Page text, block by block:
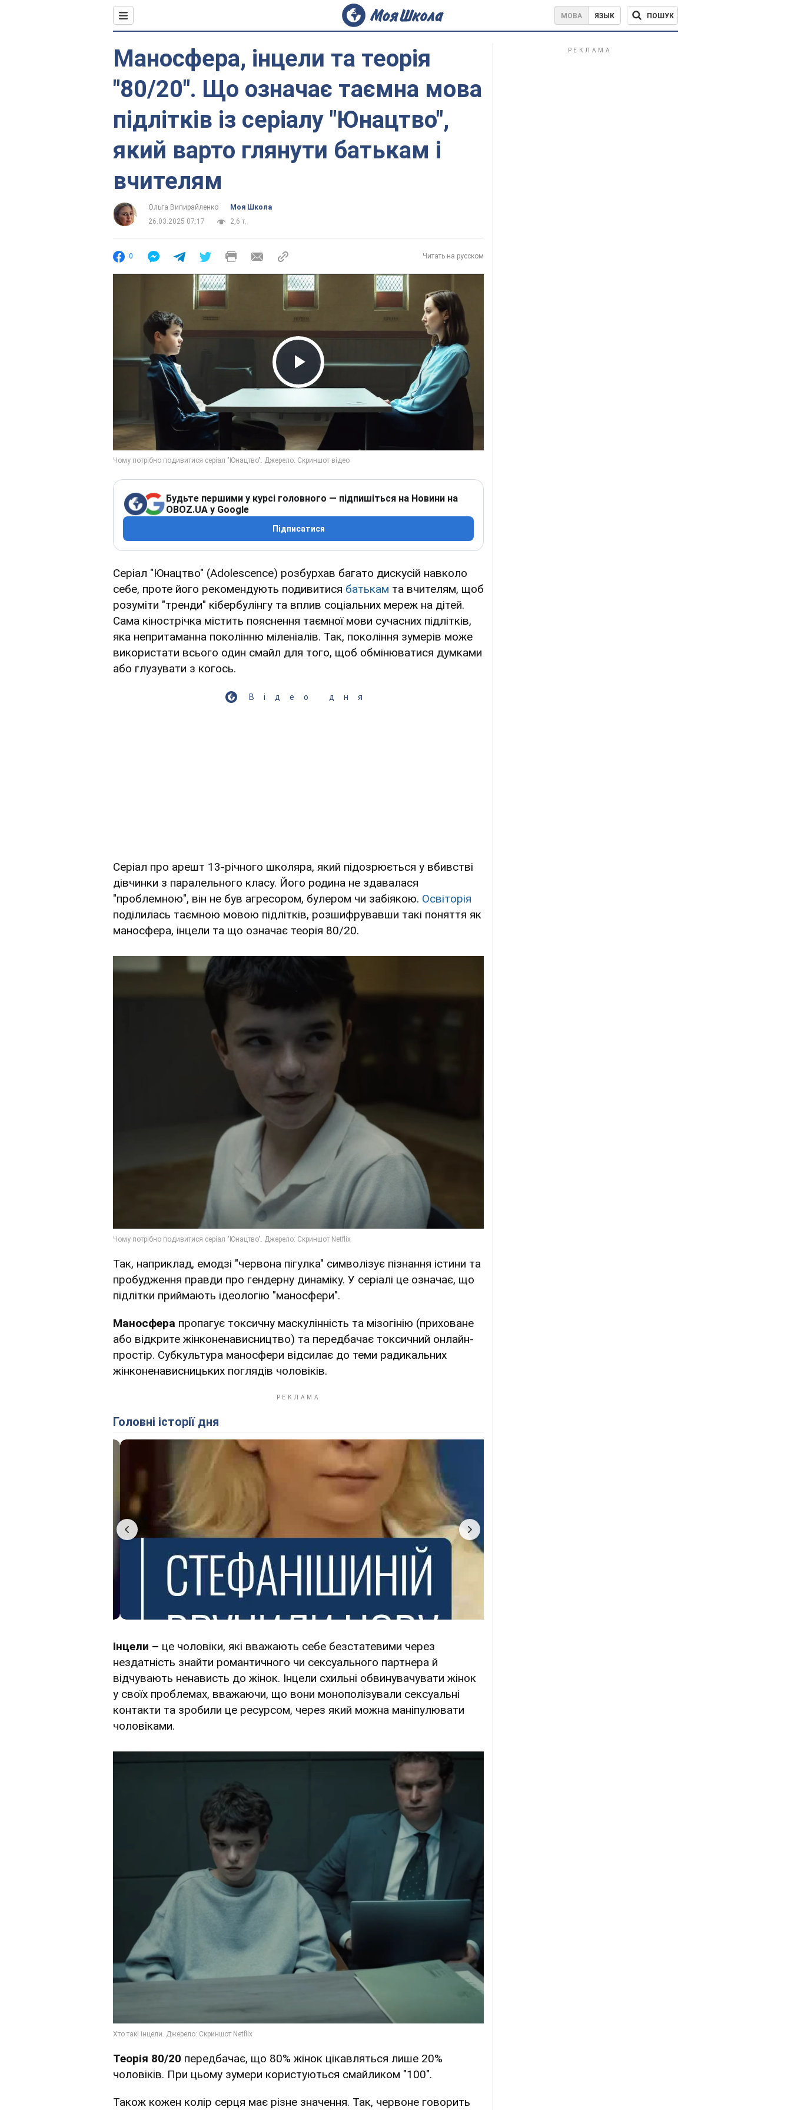
МОВА ЯЗЫК ПОШУК
Маносфера, інцели та теорія
"80/20". Що означає таємна мова
підлітків із серіалу "Юнацтво",
який варто глянути батькам і
вчителям
Ольга Випирайленко
Моя Школа
26.03.2025 07:17
2,6 т.
0 Читать на русском
Play Video
Будьте першими у курсі головного — підпишіться на Новини на
OBOZ.UA у Google
Підписатися
Серіал "Юнацтво" (Adolescence) розбурхав багато дискусій навколо
себе, проте його рекомендують подивитися батькам та вчителям, щоб
розуміти "тренди" кібербулінгу та вплив соціальних мереж на дітей.
Сама кінострічка містить пояснення таємної мови сучасних підлітків,
яка непритаманна поколінню міленіалів. Так, покоління зумерів може
використати всього один смайл для того, щоб обмінюватися думками
або глузувати з когось.
Відео дня
Серіал про арешт 13-річного школяра, який підозрюється у вбивстві
дівчинки з паралельного класу. Його родина не здавалася
"проблемною", він не був агресором, булером чи забіякою. Освіторія
поділилась таємною мовою підлітків, розшифрувавши такі поняття як
маносфера, інцели та що означає теорія 80/20.
Так, наприклад, емодзі "червона пігулка" символізує пізнання істини та
пробудження правди про гендерну динаміку. У серіалі це означає, що
підлітки приймають ідеологію "маносфери".
Маносфера пропагує токсичну маскулінність та мізогінію (приховане
або відкрите жінконенависництво) та передбачає токсичний онлайн-
простір. Субкультура маносфери відсилає до теми радикальних
жінконенависницьких поглядів чоловіків.
Головні історії дня
Інцели – це чоловіки, які вважають себе безстатевими через
нездатність знайти романтичного чи сексуального партнера й
відчувають ненависть до жінок. Інцели схильні обвинувачувати жінок
у своїх проблемах, вважаючи, що вони монополізували сексуальні
контакти та зробили це ресурсом, через який можна маніпулювати
чоловіками.
Теорія 80/20 передбачає, що 80% жінок цікавляться лише 20%
чоловіків. При цьому зумери користуються смайликом "100".
Також кожен колір серця має різне значення. Так, червоне говорить